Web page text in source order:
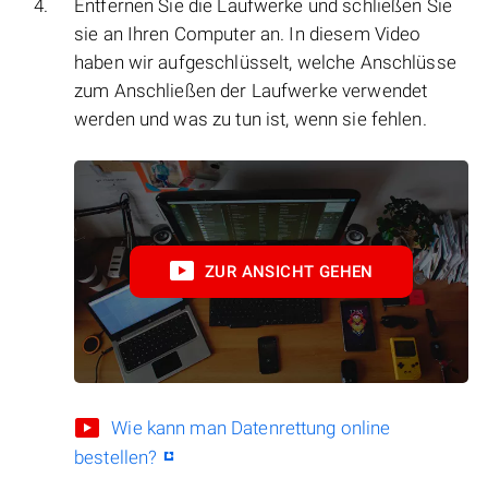
Entfernen Sie die Laufwerke und schließen Sie
sie an Ihren Computer an. In diesem Video
haben wir aufgeschlüsselt, welche Anschlüsse
zum Anschließen der Laufwerke verwendet
werden und was zu tun ist, wenn sie fehlen.
ZUR ANSICHT GEHEN
Wie kann man Datenrettung online
bestellen?